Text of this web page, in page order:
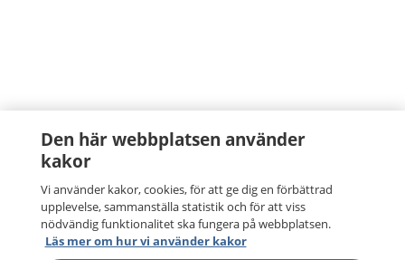
Den här webbplatsen använder
kakor
Vi använder kakor, cookies, för att ge dig en förbättrad
upplevelse, sammanställa statistik och för att viss
nödvändig funktionalitet ska fungera på webbplatsen.
Läs mer om hur vi använder kakor